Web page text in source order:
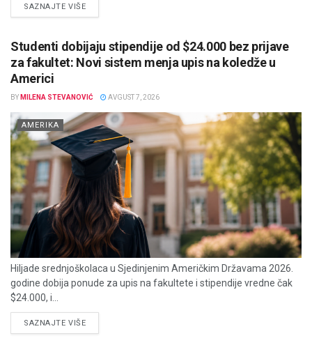
SAZNAJTE VIŠEDETAILS
Studenti dobijaju stipendije od $24.000 bez prijave
za fakultet: Novi sistem menja upis na koledže u
Americi
BY MILENA STEVANOVIĆ AVGUST 7, 2026
AMERIKA
Hiljade srednjoškolaca u Sjedinjenim Američkim Državama 2026.
godine dobija ponude za upis na fakultete i stipendije vredne čak
$24.000, i...
SAZNAJTE VIŠEDETAILS